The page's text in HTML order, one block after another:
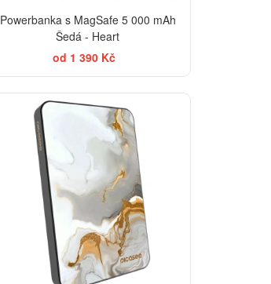
Powerbanka s MagSafe 5 000 mAh
Šedá - Heart
od 1 390 Kč